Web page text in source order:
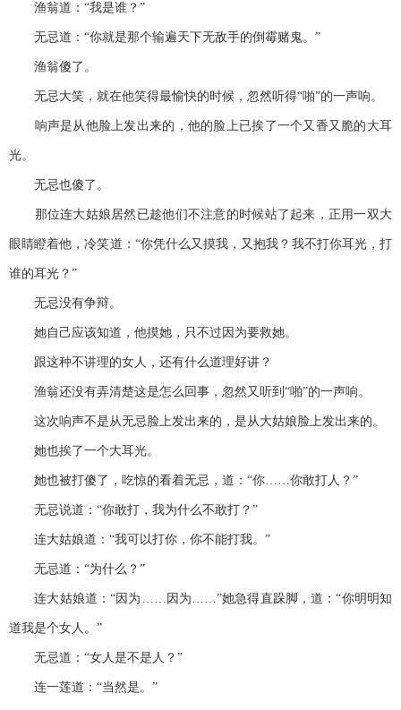
渔翁道：“我是谁？”
无忌道：“你就是那个输遍天下无敌手的倒霉赌鬼。”
渔翁傻了。
无忌大笑，就在他笑得最愉快的时候，忽然听得“啪”的一声响。
响声是从他脸上发出来的，他的脸上已挨了一个又香又脆的大耳
光。
无忌也傻了。
那位连大姑娘居然已趁他们不注意的时候站了起来，正用一双大
眼睛瞪着他，冷笑道：“你凭什么又摸我，又抱我？我不打你耳光，打
谁的耳光？”
无忌没有争辩。
她自己应该知道，他摸她，只不过因为要救她。
跟这种不讲理的女人，还有什么道理好讲？
渔翁还没有弄清楚这是怎么回事，忽然又听到“啪”的一声响。
这次响声不是从无忌脸上发出来的，是从大姑娘脸上发出来的。
她也挨了一个大耳光。
她也被打傻了，吃惊的看着无忌，道：“你……你敢打人？”
无忌说道：“你敢打，我为什么不敢打？”
连大姑娘道：“我可以打你，你不能打我。”
无忌道：“为什么？”
连大姑娘道：“因为……因为……”她急得直跺脚，道：“你明明知
道我是个女人。”
无忌道：“女人是不是人？”
连一莲道：“当然是。”